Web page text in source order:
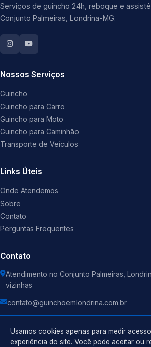
Serviços de guincho 24h, reboque e
Conjunto Palmeiras, Londrina-MG.
Nossos Serviços
Guincho
Guincho para Carro
Guincho para Moto
Guincho para Caminhão
Transporte de Veículos
Links Úteis
Onde Atendemos
Sobre
Contato
Perguntas Frequentes
Contato
Atendimento no Conjunto Palmeiras,
vizinhas
contato@guinchoemlondrina.com.br
Usamos cookies apenas para medir
experiência do site. Você pode aceitar ou